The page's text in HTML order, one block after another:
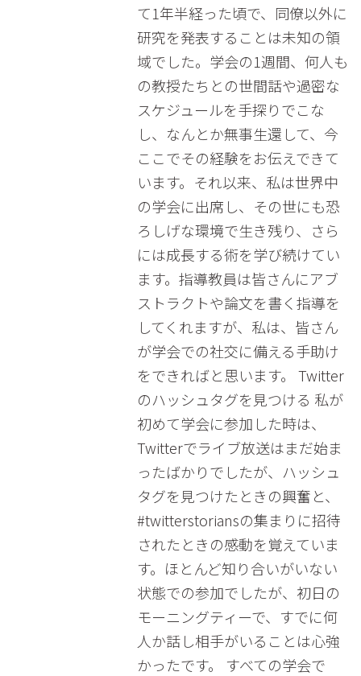
て1年半経った頃で、同僚以外に
研究を発表することは未知の領
域でした。学会の1週間、何人も
の教授たちとの世間話や過密な
スケジュールを手探りでこな
し、なんとか無事生還して、今
ここでその経験をお伝えできて
います。それ以来、私は世界中
の学会に出席し、その世にも恐
ろしげな環境で生き残り、さら
には成長する術を学び続けてい
ます。指導教員は皆さんにアブ
ストラクトや論文を書く指導を
してくれますが、私は、皆さん
が学会での社交に備える手助け
をできればと思います。 Twitter
のハッシュタグを見つける 私が
初めて学会に参加した時は、
Twitterでライブ放送はまだ始ま
ったばかりでしたが、ハッシュ
タグを見つけたときの興奮と、
#twitterstoriansの集まりに招待
されたときの感動を覚えていま
す。ほとんど知り合いがいない
状態での参加でしたが、初日の
モーニングティーで、すでに何
人か話し相手がいることは心強
かったです。 すべての学会で